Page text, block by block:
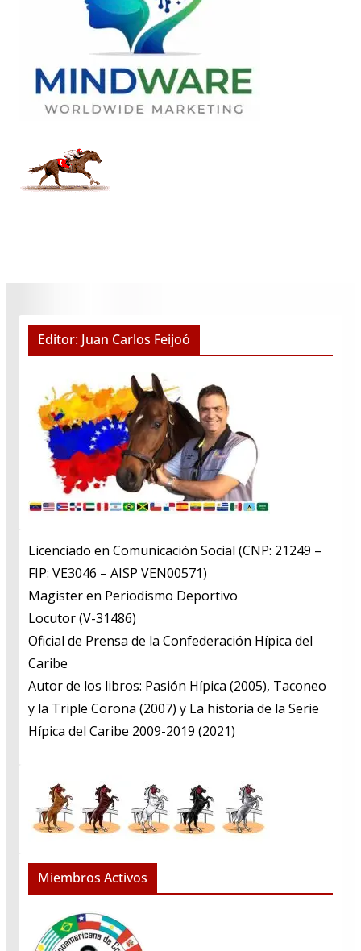
Editor: Juan Carlos Feijoó
Licenciado en Comunicación Social (CNP: 21249 –
FIP: VE3046 – AISP VEN00571)
​Magister en Periodismo Deportivo
​Locutor (V-31486)
​Oficial de Prensa de la Confederación Hípica del
Caribe
​Autor de los libros: Pasión Hípica (2005), Taconeo
y la Triple Corona (2007) y La historia de la Serie
Hípica del Caribe 2009-2019 (2021)
Miembros Activos